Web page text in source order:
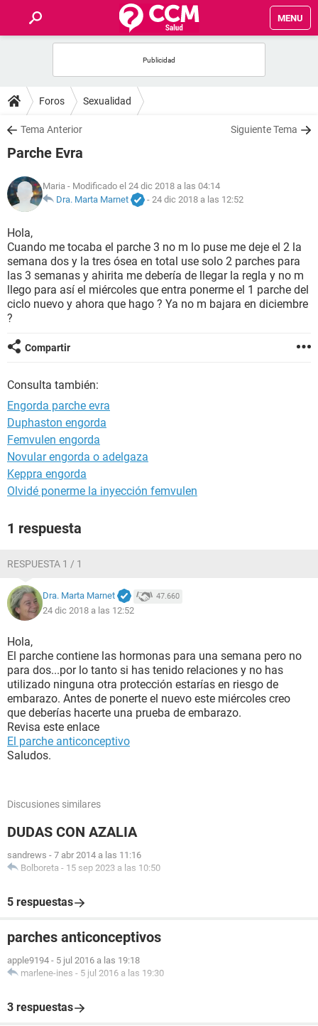
MENU
FOROS
SALUD
NUTRICIÓN
BIENESTAR
SEXUALIDAD
GLOSARIO
Foros Sexualidad
Tema Anterior Siguiente Tema
Parche Evra
Maria - Modificado el 24 dic 2018 a las 04:14
Dra. Marta Marnet
- 24 dic 2018 a las 12:52
Hola,
Cuando me tocaba el parche 3 no m lo puse me deje el 2 la
semana dos y la tres ósea en total use solo 2 parches para
las 3 semanas y ahirita me debería de llegar la regla y no m
llego para así el miércoles que entra ponerme el 1 parche del
ciclo nuevo y ahora que hago ? Ya no m bajara en diciembre
?
Compartir
Consulta también:
Engorda parche evra
Duphaston engorda
Femvulen engorda
Novular engorda o adelgaza
Keppra engorda
Olvidé ponerme la inyección femvulen
1 respuesta
RESPUESTA 1 / 1
Dra. Marta Marnet 47.660
24 dic 2018 a las 12:52
Hola,
El parche contiene las hormonas para una semana pero no
para dos...por lo tanto si has tenido relaciones y no has
utilizado ninguna otra protección estarías en riesgo de
embarazo. Antes de ponerte el nuevo este miércoles creo
que deberías hacerte una prueba de embarazo.
Revisa este enlace
El parche anticonceptivo
Saludos.
Discusiones similares
DUDAS CON AZALIA
sandrews - 7 abr 2014 a las 11:16
Bolboreta - 15 sep 2023 a las 10:50
5 respuestas
parches anticonceptivos
apple9194 - 5 jul 2016 a las 19:18
marlene-ines - 5 jul 2016 a las 19:30
3 respuestas